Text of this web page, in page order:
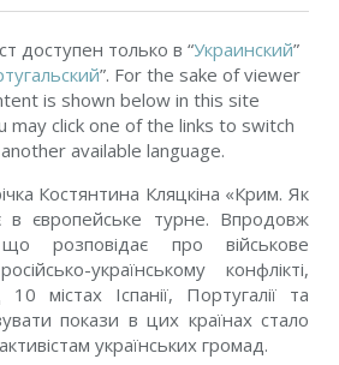
доступен только в “Украинский”
”. For the sake of viewer
is shown below in this site
may click one of the links to switch
available language.
Костянтина Кляцкіна «Крим. Як
в європейське турне. Впродовж
що
розповідає про військове
українському конфлікті,
містах Іспанії, Португалії та
покази в цих країнах стало
українських громад.